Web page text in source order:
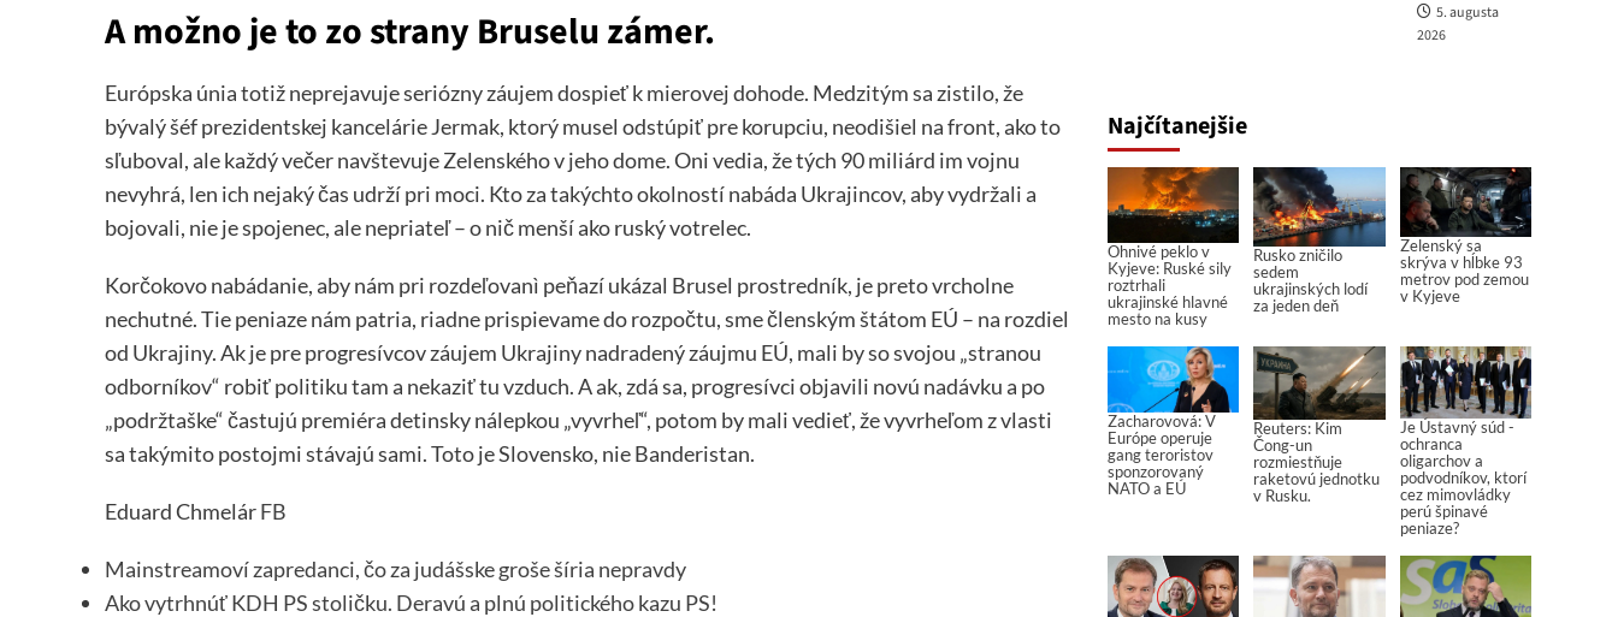
A možno je to zo strany Bruselu zámer.
Európska únia totiž neprejavuje seriózny záujem dospieť k mierovej dohode. Medzitým sa zistilo, že
bývalý šéf prezidentskej kancelárie Jermak, ktorý musel odstúpiť pre korupciu, neodišiel na front, ako to
sľuboval, ale každý večer navštevuje Zelenského v jeho dome. Oni vedia, že tých 90 miliárd im vojnu
nevyhrá, len ich nejaký čas udrží pri moci. Kto za takýchto okolností nabáda Ukrajincov, aby vydržali a
bojovali, nie je spojenec, ale nepriateľ – o nič menší ako ruský votrelec.
Korčokovo nabádanie, aby nám pri rozdeľovanì peňazí ukázal Brusel prostredník, je preto vrcholne
nechutné. Tie peniaze nám patria, riadne prispievame do rozpočtu, sme členským štátom EÚ – na rozdiel
od Ukrajiny. Ak je pre progresívcov záujem Ukrajiny nadradený záujmu EÚ, mali by so svojou „stranou
odborníkov“ robiť politiku tam a nekaziť tu vzduch. A ak, zdá sa, progresívci objavili novú nadávku a po
„podržtaške“ častujú premiéra detinsky nálepkou „vyvrheľ“, potom by mali vedieť, že vyvrheľom z vlasti
sa takýmito postojmi stávajú sami. Toto je Slovensko, nie Banderistan.
Eduard ChmelárFB
Mainstreamoví zapredanci, čo za judášske groše šíria nepravdy
Ako vytrhnúť KDH PS stoličku. Deravú a plnú politického kazu PS!
5. augusta
2026
Najčítanejšie
Ohnivé peklo v
Kyjeve: Ruské sily
roztrhali
ukrajinské hlavné
mesto na kusy
Rusko zničilo
sedem
ukrajinských lodí
za jeden deň
Zelenský sa
skrýva v hĺbke 93
metrov pod zemou
v Kyjeve
Zacharovová: V
Európe operuje
gang teroristov
sponzorovaný
NATO a EÚ
Reuters: Kim
Čong-un
rozmiestňuje
raketovú jednotku
v Rusku.
Je Ústavný súd -
ochranca
oligarchov a
podvodníkov, ktorí
cez mimovládky
perú špinavé
peniaze?